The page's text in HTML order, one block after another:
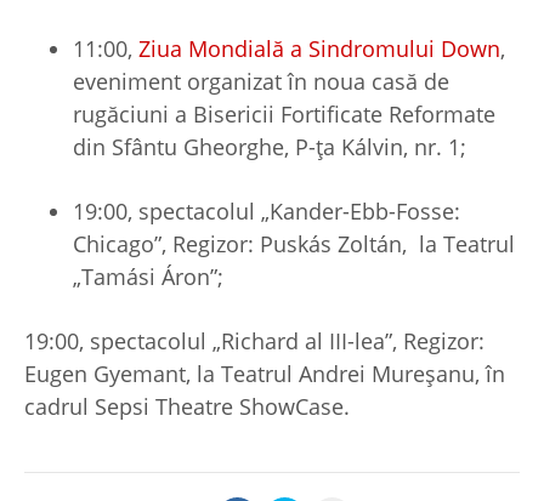
11:00, Ziua Mondială a Sindromului Down,
eveniment organizat în noua casă de
rugăciuni a Bisericii Fortificate Reformate
din Sfântu Gheorghe, P-ța Kálvin, nr. 1;
19:00, spectacolul „Kander-Ebb-Fosse:
Chicago”, Regizor: Puskás Zoltán, la Teatrul
„Tamási Áron”;
19:00, spectacolul „Richard al III-lea”, Regizor:
Eugen Gyemant, la Teatrul Andrei Mureșanu, în
cadrul Sepsi Theatre ShowCase.